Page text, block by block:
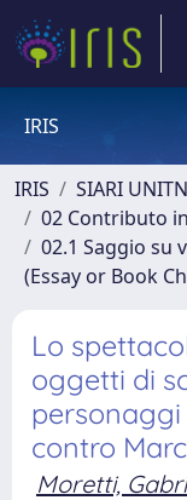
IRIS
IRIS
SIARI UNITN
02 Contributo
02.1 Saggio su
(Essay or Book
Lo
oggetti di
personaggi
contro
Moretti,